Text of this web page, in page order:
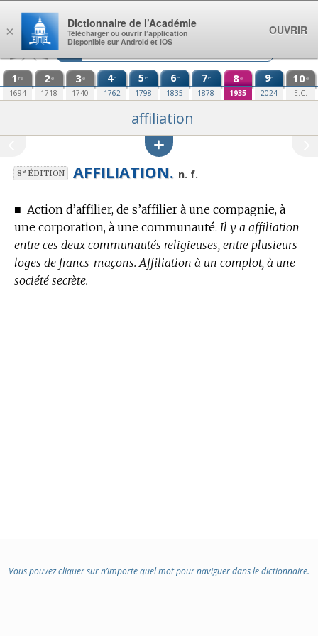
Aller au contenu
1 re
1694
2e
1718
3e
1740
4e
1762
5e
1798
6e
1835
7e
1878
8e
1935
9e
2024
10e
E.C.
affiliation
8eÉDITION AFFILIATION. n. f.
■ Action d’affilier, de s’affilier à une compagnie, à
une corporation, à une communauté. Il y a affiliation
entre ces deux communautés religieuses, entre plusieurs
loges de francs-maçons. Affiliation à un complot, à une
société secrète.
Vous pouvez cliquer sur n’importe quel mot pour naviguer dans le dictionnaire.
×
Dictionnaire de l’Académie
Télécharger ou ouvrir l’application
Disponible sur Android et iOS
OUVRIR